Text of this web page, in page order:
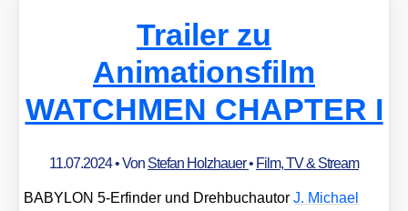
Trailer zu
Animationsfilm
WATCHMEN CHAPTER I
11.07.2024• Von Stefan Holzhauer• Film, TV & Stream
BABYLON 5‑Erfinder und Dreh­buch­au­torJ. Micha­el